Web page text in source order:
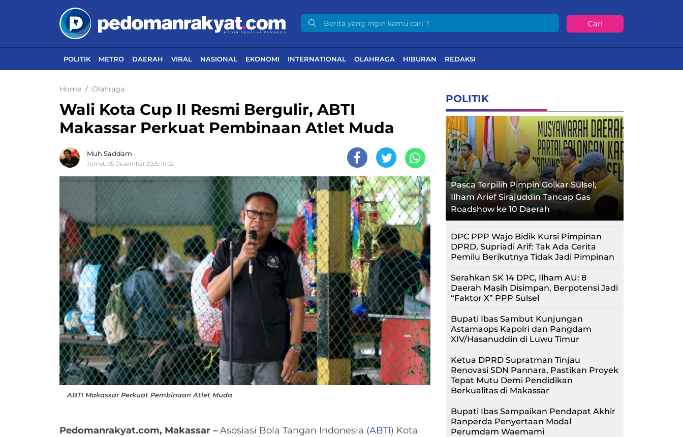
Cari
POLITIK METRO DAERAH VIRAL NASIONAL EKONOMI INTERNATIONAL OLAHRAGA HIBURAN REDAKSI
Home Olahraga
Wali Kota Cup II Resmi Bergulir, ABTI
Makassar Perkuat Pembinaan Atlet Muda
Muh Saddam
Jumat, 05 Desember 2025 16:02
ABTI Makassar Perkuat Pembinaan Atlet Muda
Pedomanrakyat.com, Makassar – Asosiasi Bola Tangan Indonesia (ABTI) Kota
POLITIK
Pasca Terpilih Pimpin Golkar Sulsel,
Ilham Arief Sirajuddin Tancap Gas
Roadshow ke 10 Daerah
DPC PPP Wajo Bidik Kursi Pimpinan
DPRD, Supriadi Arif: Tak Ada Cerita
Pemilu Berikutnya Tidak Jadi Pimpinan
Serahkan SK 14 DPC, Ilham AU: 8
Daerah Masih Disimpan, Berpotensi Jadi
“Faktor X” PPP Sulsel
Bupati Ibas Sambut Kunjungan
Astamaops Kapolri dan Pangdam
XIV/Hasanuddin di Luwu Timur
Ketua DPRD Supratman Tinjau
Renovasi SDN Pannara, Pastikan Proyek
Tepat Mutu Demi Pendidikan
Berkualitas di Makassar
Bupati Ibas Sampaikan Pendapat Akhir
Ranperda Penyertaan Modal
Perumdam Waemami